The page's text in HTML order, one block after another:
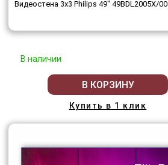
Видеостена 3x3 Philips 49" 49BDL2005X/00
В наличии
В КОРЗИНУ
Купить в 1 клик